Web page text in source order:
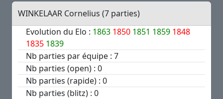
WINKELAAR Cornelius (7 parties)
Evolution du Elo : 1863 1850 1851 1859 1848
1835 1839
Nb parties par équipe : 7
Nb parties (open) : 0
Nb parties (rapide) : 0
Nb parties (blitz) : 0